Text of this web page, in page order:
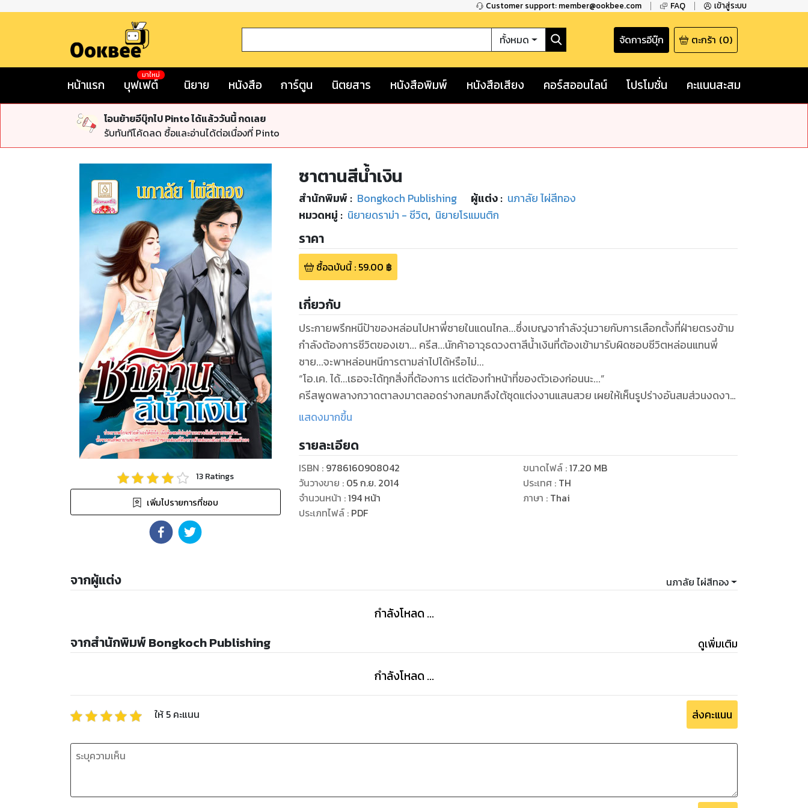
Customer support: member@ookbee.com FAQ เข้าสู่ระบบ
ทั้งหมด จัดการอีบุ๊ก ตะกร้า (0)
หน้าแรก บุฟเฟต์
มาใหม่
นิยาย หนังสือ การ์ตูน นิตยสาร หนังสือพิมพ์ หนังสือเสียง คอร์สออนไลน์ โปรโมชั่น คะแนนสะสม
โอนย้ายอีบุ๊กไป Pinto ได้แล้ววันนี้ กดเลย
รับทันทีโค้ดลด ซื้อและอ่านได้ต่อเนื่องที่ Pinto
13Ratings
เพิ่มไปรายการที่ชอบ
ซาตานสีน้ำเงิน
สำนักพิมพ์ : Bongkoch Publishing ผู้แต่ง : นภาลัย ไผ่สีทอง
หมวดหมู่ : นิยายดราม่า - ชีวิต, นิยายโรแมนติก
ราคา
ซื้อฉบับนี้: 59.00 ฿
เกี่ยวกับ
ประกายพรึกหนีป้าของหล่อนไปหาพี่ชายในแดนไกล...ซึ่งเบญจากำลังวุ่นวายกับการเลือกตั้งที่ฝ่ายตรงข้าม
กำลังต้องการชีวิตของเขา... ครีส...นักค้าอาวุธดวงตาสีน้ำเงินที่ต้องเข้ามารับผิดชอบชีวิตหล่อนแทนพี่
ชาย...จะพาหล่อนหนีการตามล่าไปได้หรือไม่...
“โอ.เค. ได้...เธอจะได้ทุกสิ่งที่ต้องการ แต่ต้องทำหน้าที่ของตัวเองก่อนนะ...”
ครีสพูดพลางกวาดตาลงมาตลอดร่างกลมกลึงใต้ชุดแต่งงานแสนสวย เผยให้เห็นรูปร่างอันสมส่วนงดงาม
ของหญิงสาว...ไม่ว่าจะเป็นทรวงอกอวบอิ่ม...เอวบางและสะโพกอันผายเต็มตึง...หน้าท้องที่แบนราบ...ก่อนจะ
แล้วต้องตกตะลึง... ประกายพรึกถอยหลังทันทีที่เห็นประกายตาคู่นั้น...
“หน้าที่ของ ‘เมีย’ ไง...”
ครีสคว้าคอหล่อนไว้แล้วก้มลงกระซิบก่อนจะปิดปากหล่อนด้วยริมฝีปากของเขาอย่างหนักหน่วง...
แสดงมากขึ้น
รายละเอียด
ISBN : 9786160908042
วันวางขาย : 05 ก.ย. 2014
จำนวนหน้า :194 หน้า
ประเภทไฟล์: PDF
ขนาดไฟล์:17.20 MB
ประเทศ : TH
ภาษา : Thai
จากผู้แต่ง นภาลัย ไผ่สีทอง
กำลังโหลด ...
จากสำนักพิมพ์ Bongkoch Publishing ดูเพิ่มเติม
กำลังโหลด ...
ให้ 5 คะแนน ส่งคะแนน